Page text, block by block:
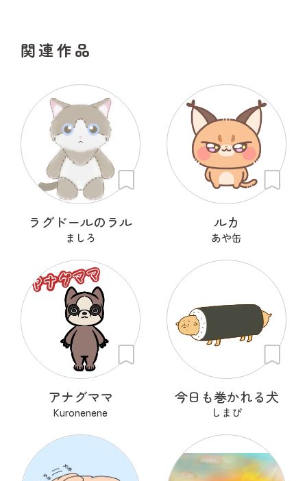
関連作品
ラグドールのラル
ましろ
ルカ
あや缶
アナグママ
Kuronenene
今日も巻かれる犬
しまぴ